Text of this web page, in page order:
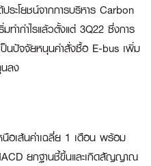
ระโยชน์จากการบริหาร Carbon
ทำกำไรแล้วตั้งแต่ 3Q22 ซึ่งการ
ป็นปัจจัยหนุนคำสั่งซื้อ E-bus เพิ่ม
ลง
อเส้นค่าเฉลี่ย 1 เดือน พร้อม
ยกฐานชี้ขึ้นและเกิดสัญญาณ